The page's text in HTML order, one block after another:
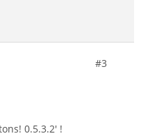
#3
0.5.3.2' !